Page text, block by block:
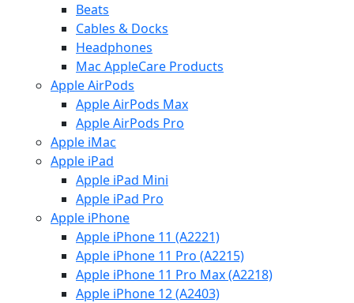
Beats
Cables & Docks
Headphones
Mac AppleCare Products
Apple AirPods
Apple AirPods Max
Apple AirPods Pro
Apple iMac
Apple iPad
Apple iPad Mini
Apple iPad Pro
Apple iPhone
Apple iPhone 11 (A2221)
Apple iPhone 11 Pro (A2215)
Apple iPhone 11 Pro Max (A2218)
Apple iPhone 12 (A2403)